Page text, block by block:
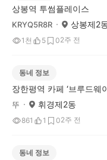
상봉역 투썸플레이스
KRYQ5R8R 상봉제2
1천 5 02주 전
동네 정보
장한평역 카페 ‘브루드웨
뚜 휘경제2동
861 1 02주 전
동네 정보